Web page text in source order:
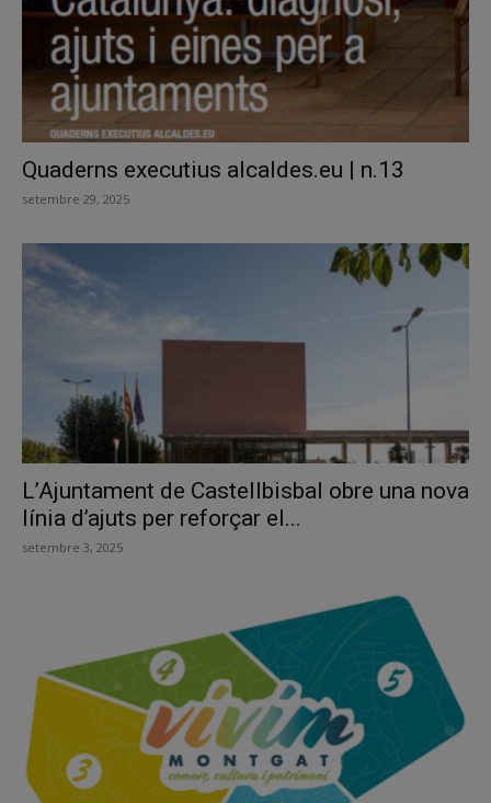
Quaderns executius alcaldes.eu | n.13
setembre 29, 2025
L’Ajuntament de Castellbisbal obre una nova
línia d’ajuts per reforçar el...
setembre 3, 2025